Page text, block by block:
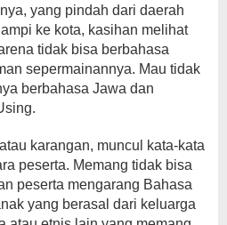
yang pindah dari daerah
ke kota, kasihan melihat
tidak bisa berbahasa
sepermainannya. Mau tidak
berbahasa Jawa dan
karangan, muncul kata-kata
peserta. Memang tidak bisa
peserta mengarang Bahasa
yang berasal dari keluarga